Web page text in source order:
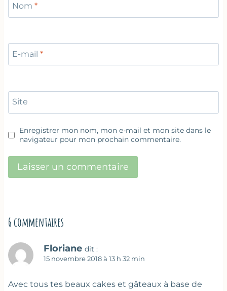
Nom *
E-mail *
Site
Enregistrer mon nom, mon e-mail et mon site dans le
navigateur pour mon prochain commentaire.
6 commentaires
Floriane dit :
15 novembre 2018 à 13 h 32 min
Avec tous tes beaux cakes et gâteaux à base de